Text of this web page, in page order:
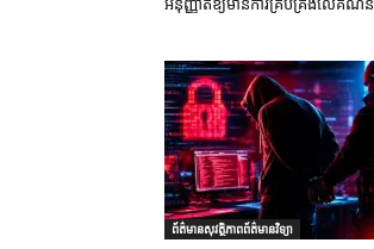
អនុញ្ញាតឱ្យមានការគ្រប់គ្រងលើគណនី
ព័ត៌មានសុវត្ថិភាពព័ត៌មានវិទ្យា